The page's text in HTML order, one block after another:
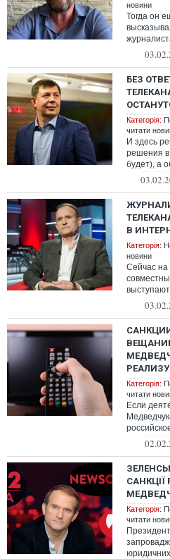
новини
Тогда он
потом
БЕЗ
Категорія:
читати
И здесь
решения в
будет), а
будет
В
Категорія:
новини
Сейчас на
Украины.
Категорія:
читати
Если
лишено
Категорія:
читати